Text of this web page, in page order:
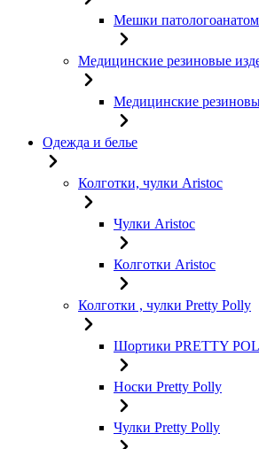
Мешки
Медицинские резиновые
Медицинские
Одежда и белье
Колготки, чулки Aristoc
Чулки Aristoc
Колготки Aristoc
Колготки , чулки Pretty Polly
Шортики PRETTY
Носки Pretty Polly
Чулки Pretty Polly